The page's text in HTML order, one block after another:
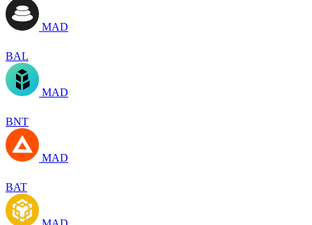
MAD
BAL
MAD
BNT
MAD
BAT